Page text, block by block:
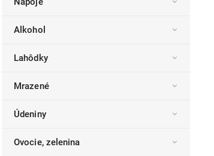
Alkohol
Lahôdky
Mrazené
Údeniny
Ovocie, zelenina